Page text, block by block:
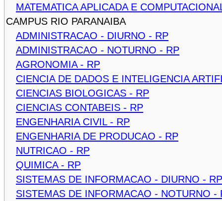
MATEMATICA APLICADA E
CAMPUS RIO PARANAIBA
ADMINISTRACAO - DIURNO - RP
ADMINISTRACAO - NOTURNO - RP
AGRONOMIA - RP
CIENCIA DE DADOS E INTELIGENCIA
CIENCIAS BIOLOGICAS - RP
CIENCIAS CONTABEIS - RP
ENGENHARIA CIVIL - RP
ENGENHARIA DE PRODUCAO - RP
NUTRICAO - RP
QUIMICA - RP
SISTEMAS DE INFORMACAO - DIURNO - RP
SISTEMAS DE INFORMACAO - NOTURNO -